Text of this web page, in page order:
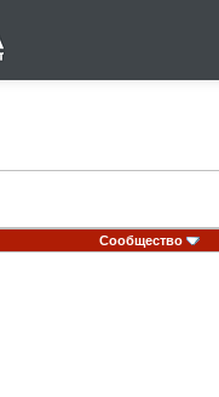
Сообщество